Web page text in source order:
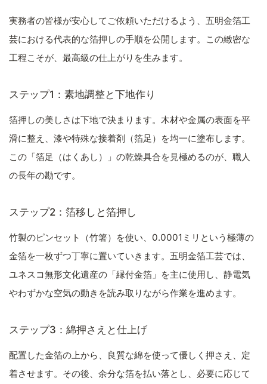
実務者の皆様が安心してご依頼いただけるよう、五明金箔工
芸における代表的な箔押しの手順を公開します。この緻密な
工程こそが、最高級の仕上がりを生みます。
ステップ1：素地調整と下地作り
箔押しの美しさは下地で決まります。木材や金属の表面を平
滑に整え、漆や特殊な接着剤（箔足）を均一に塗布します。
この「箔足（はくあし）」の乾燥具合を見極めるのが、職人
の長年の勘です。
ステップ2：箔移しと箔押し
竹製のピンセット（竹箸）を使い、0.0001ミリという極薄の
金箔を一枚ずつ丁寧に置いていきます。五明金箔工芸では、
ユネスコ無形文化遺産の「縁付金箔」を主に使用し、静電気
やわずかな空気の動きを読み取りながら作業を進めます。
ステップ3：綿押さえと仕上げ
配置した金箔の上から、良質な綿を使って優しく押さえ、定
着させます。その後、余分な箔を払い落とし、必要に応じて